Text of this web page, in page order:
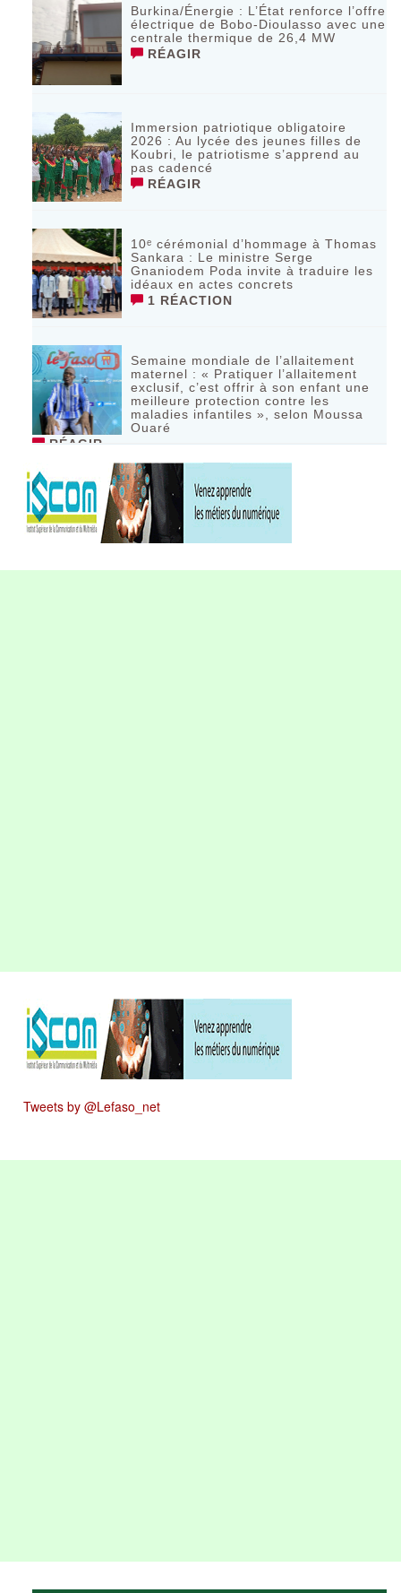
Burkina/Énergie : L’État renforce l’offre
électrique de Bobo-Dioulasso avec une
centrale thermique de 26,4 MW
RÉAGIR
Immersion patriotique obligatoire
2026 : Au lycée des jeunes filles de
Koubri, le patriotisme s’apprend au
pas cadencé
RÉAGIR
10ᵉ cérémonial d’hommage à Thomas
Sankara : Le ministre Serge
Gnaniodem Poda invite à traduire les
idéaux en actes concrets
1 RÉACTION
Semaine mondiale de l’allaitement
maternel : « Pratiquer l’allaitement
exclusif, c’est offrir à son enfant une
meilleure protection contre les
maladies infantiles », selon Moussa
Ouaré
RÉAGIR
Tweets by @Lefaso_net